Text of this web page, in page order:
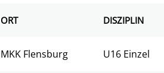
ORT DISZIPLIN
MKK Flensburg U16 Einzel